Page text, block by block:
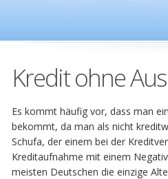
Kredit ohne
Es kommt häufig vor, dass man
bekommt, da man als nicht
Schufa, der einem bei der
Kreditaufnahme mit einem
meisten Deutschen die einzige